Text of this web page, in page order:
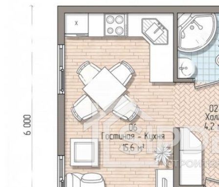
Новороссийск
Тамбов
Таганрог
Нижнекамск
Благовещенск
Комсомольск-на-Амуре
Петрозаводск
Люберцы
Королев
Энгельс
Великий-Новгород
Шахты
Сыктывкар
Ангарск
Старый Оскол
Дзержинск
Краснокорск